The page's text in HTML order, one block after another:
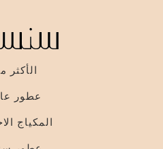
الأكثر
عطور
المكياج